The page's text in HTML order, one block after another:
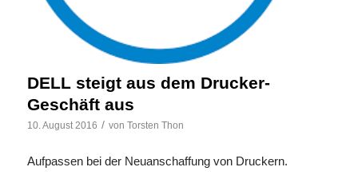
DELL steigt aus dem Drucker-
Geschäft aus
10. August 2016 / von Torsten Thon
Aufpassen bei der Neuanschaffung von Druckern.